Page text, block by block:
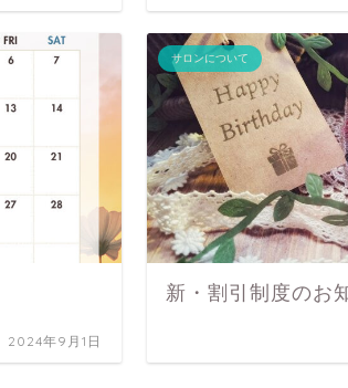
2024年9月1日
サロンについて
新・割引制度のお